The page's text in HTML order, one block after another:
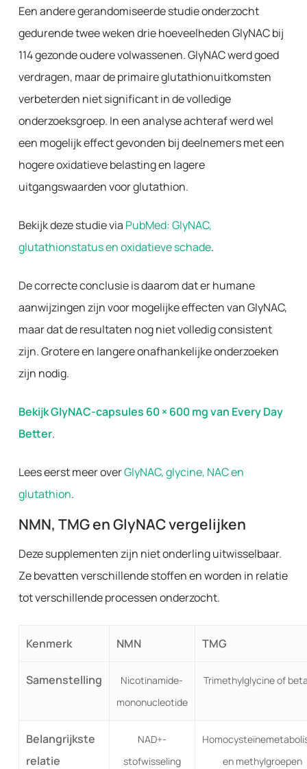
Een andere gerandomiseerde studie onderzocht
gedurende twee weken drie hoeveelheden GlyNAC bij
114 gezonde oudere volwassenen. GlyNAC werd goed
verdragen, maar de primaire glutathionuitkomsten
verbeterden niet significant in de volledige
onderzoeksgroep. In een analyse achteraf werd wel
een mogelijk effect gevonden bij deelnemers met een
hogere oxidatieve belasting en lagere
uitgangswaarden voor glutathion.
Bekijk deze studie via PubMed: GlyNAC,
glutathionstatus en oxidatieve schade.
De correcte conclusie is daarom dat er humane
aanwijzingen zijn voor mogelijke effecten van GlyNAC,
maar dat de resultaten nog niet volledig consistent
zijn. Grotere en langere onafhankelijke onderzoeken
zijn nodig.
Bekijk GlyNAC-capsules 60 × 600 mg van Every Day
Better.
Lees eerst meer overGlyNAC, glycine, NAC en
glutathion.
NMN, TMG en GlyNAC vergelijken
Deze supplementen zijn niet onderling uitwisselbaar.
Ze bevatten verschillende stoffen en worden in relatie
tot verschillende processen onderzocht.
Kenmerk NMN TMG
Samenstelling
Nicotinamide-
mononucleotide
Trimethylglycine of
Belangrijkste
relatie
NAD+-
stofwisseling
en methylgroepen